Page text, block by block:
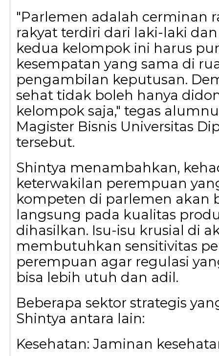
"Parlemen adalah cerminan
rakyat terdiri dari laki-laki
kedua kelompok ini harus
kesempatan yang sama di
pengambilan keputusan.
sehat tidak boleh hanya
kelompok saja," tegas
Magister Bisnis Universitas
tersebut.
Shintya menambahkan,
keterwakilan perempuan
kompeten di parlemen akan
langsung pada kualitas
dihasilkan. Isu-isu krusial di
membutuhkan sensitivitas
perempuan agar regulasi
bisa lebih utuh dan adil.
Beberapa sektor strategis
Shintya antara lain:
Kesehatan: Jaminan